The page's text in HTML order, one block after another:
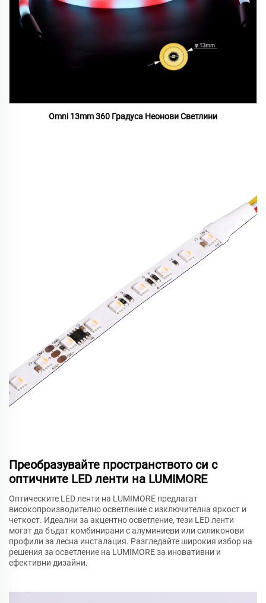
Omni 13mm 360 Градуса Неонови Светлини
Преобразувайте пространството си с
оптичните LED ленти на LUMIMORE
Оптическите LED ленти на LUMIMORE предлагат
високопроизводително осветление с изключителна яркост и
четкост. Идеални за акцентно осветление, тези LED ленти
могат да бъдат комбинирани с алуминиеви или силиконови
профили за лесна инсталация. Разгледайте широкия избор на
решения за осветление на LUMIMORE за иновативни и
ефективни дизайни.